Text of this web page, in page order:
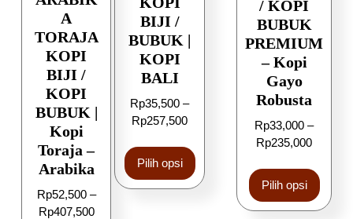
A
TORAJA
KOPI
BIJI /
KOPI
BUBUK |
Kopi
Toraja –
Arabika
Rp52,500 –
Rp407,500
/ KOPI
BUBUK
PREMIUM
– Kopi
Gayo
Robusta
Rp33,000 –
Rp235,000
Pilih opsi
BIJI /
BUBUK |
KOPI
BALI
Rp35,500 –
Rp257,500
Pilih opsi